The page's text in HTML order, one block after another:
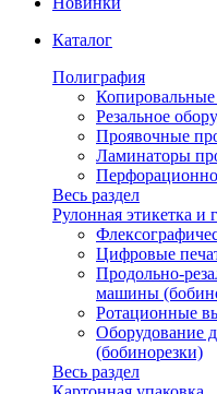
Каталог
Полиграфия
Резальное
Проявочные
Ламинаторы
Весь раздел
Рулонная этикетка и
Цифровые
Продольно-
машины
Ротационные
Оборудование
(бобинорезки)
Весь раздел